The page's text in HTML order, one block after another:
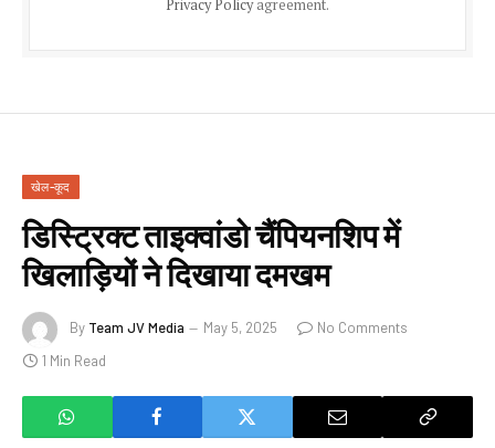
Privacy Policyagreement.
खेल-कूद
डिस्ट्रिक्ट ताइक्वांडो चैंपियनशिप में
खिलाड़ियों ने दिखाया दमखम
By Team JV Media May 5, 2025
No Comments
1 Min Read